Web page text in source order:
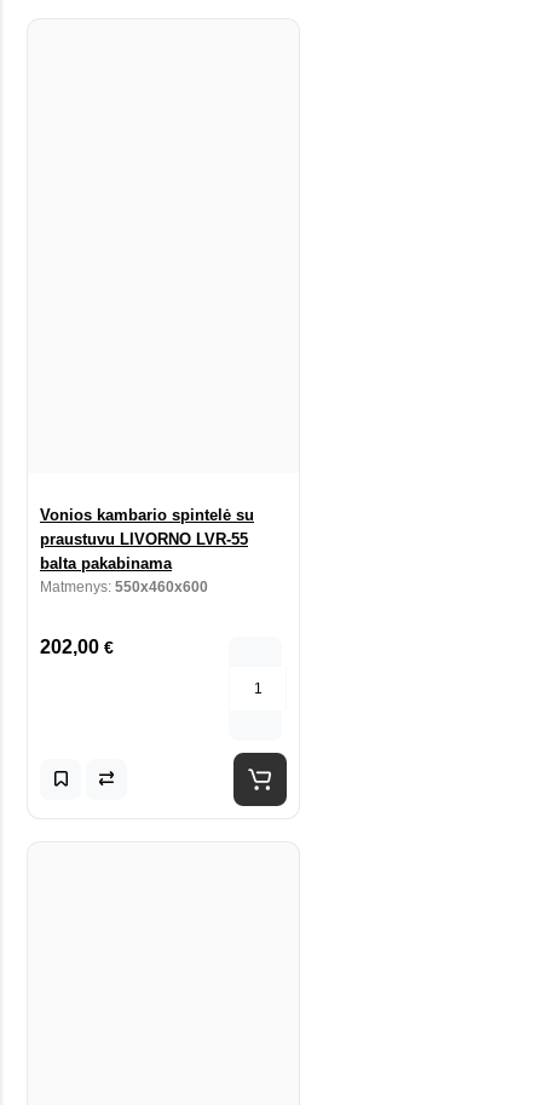
Vonios kambario spintelė su
praustuvu LIVORNO LVR-55
balta pakabinama
Matmenys: 550x460x600
202,00 €